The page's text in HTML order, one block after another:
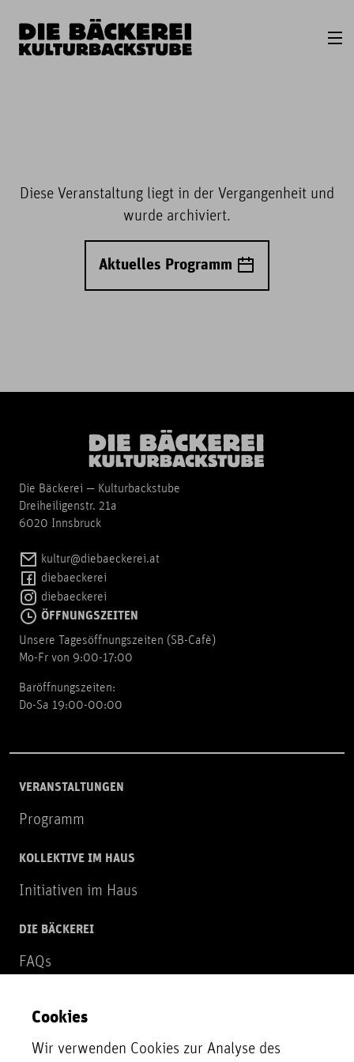
Diese Veranstaltung liegt in der Vergangenheit und
wurde archiviert.
Aktuelles Programm
Die Bäckerei — Kulturbackstube
Dreiheiligenstr. 21a
6020 Innsbruck
kultur@diebaeckerei.at
diebaeckerei
diebaeckerei
ÖFFNUNGSZEITEN
Unsere Tagesöffnungszeiten (SB-Cafè)
Mo-Fr von 9:00-17:00
Baröffnungszeiten:
Do-Sa 19:00-00:00
VERANSTALTUNGEN
Programm
KOLLEKTIVE IM HAUS
Initiativen im Haus
DIE BÄCKEREI
FAQs
NEWSLETTER
Zur Newsletter Anmeldung
Cookies
Wir verwenden Cookies zur Analyse des